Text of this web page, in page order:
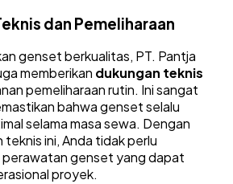
dan Pemeliharaan
genset berkualitas, PT. Pantja
memberikan dukungan teknis
pemeliharaan rutin. Ini sangat
bahwa genset selalu
selama masa sewa. Dengan
ini, Anda tidak perlu
genset yang dapat
proyek.